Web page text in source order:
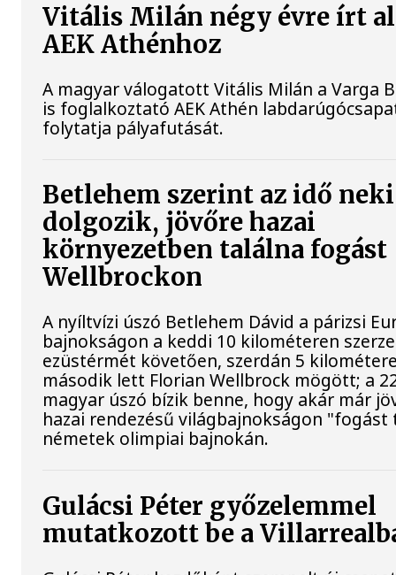
Vitális Milán négy évre írt
AEK Athénhoz
A magyar válogatott Vitális Milán a Varga
is foglalkoztató AEK Athén
folytatja pályafutását.
Betlehem szerint az idő neki
dolgozik, jövőre hazai
környezetben találna fogást
Wellbrockon
A nyíltvízi úszó Betlehem Dávid a párizsi
bajnokságon a keddi 10 kilométeren
ezüstérmét követően, szerdán 5
második lett Florian Wellbrock mögött; a
magyar úszó bízik benne, hogy akár már
hazai rendezésű világbajnokságon "fogást
németek olimpiai bajnokán.
Gulácsi Péter győzelemmel
mutatkozott be a